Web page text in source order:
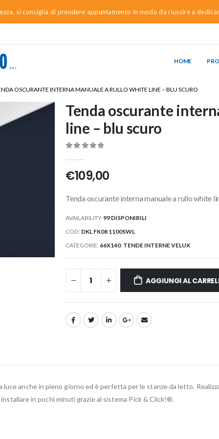
si consiglia di prendere appuntamento in modo da riuscire a
HOME
OSCURANTE INTERNA MANUALE A RULLO WHITE LINE – BLU SCURO
Tenda oscurante
line – blu scuro
€109,00
Tenda oscurante interna manuale a rullo white
AVAILABILITY: 99 DISPONIBILI
COD: DKL FK08 1100SWL
CATEGORIE: 66X140, TENDE INTERNE VELUX
AGGIUNGI AL
luce anche in pieno giorno ed è perfetta per le stanze da letto.
in pochi minuti grazie al sistema Pick & Click!®.